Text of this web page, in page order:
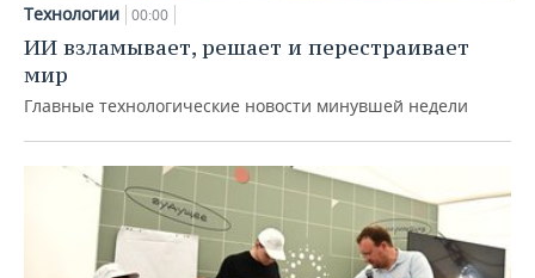
Технологии 00:00
ИИ взламывает, решает и перестраивает
мир
Главные технологические новости минувшей недели